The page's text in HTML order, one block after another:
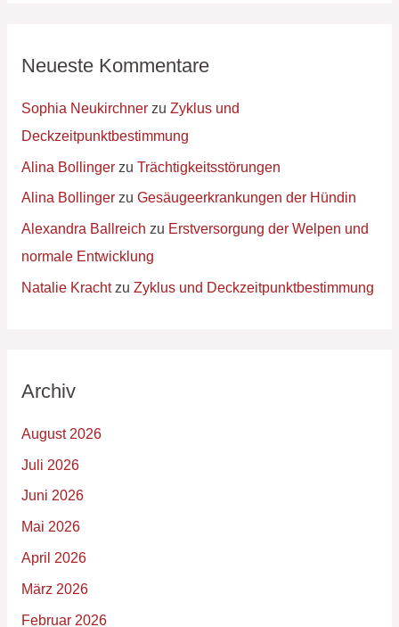
Neueste Kommentare
Sophia Neukirchnerzu Zyklus und
Deckzeitpunktbestimmung
Alina Bollingerzu Trächtigkeitsstörungen
Alina Bollingerzu Gesäugeerkrankungen der Hündin
Alexandra Ballreich zu Erstversorgung der Welpen und
normale Entwicklung
Natalie Krachtzu Zyklus und Deckzeitpunktbestimmung
Archiv
August 2026
Juli 2026
Juni 2026
Mai 2026
April 2026
März 2026
Februar 2026